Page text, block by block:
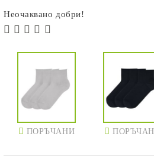
Неочаквано добри!
ПОРЪЧАНИ